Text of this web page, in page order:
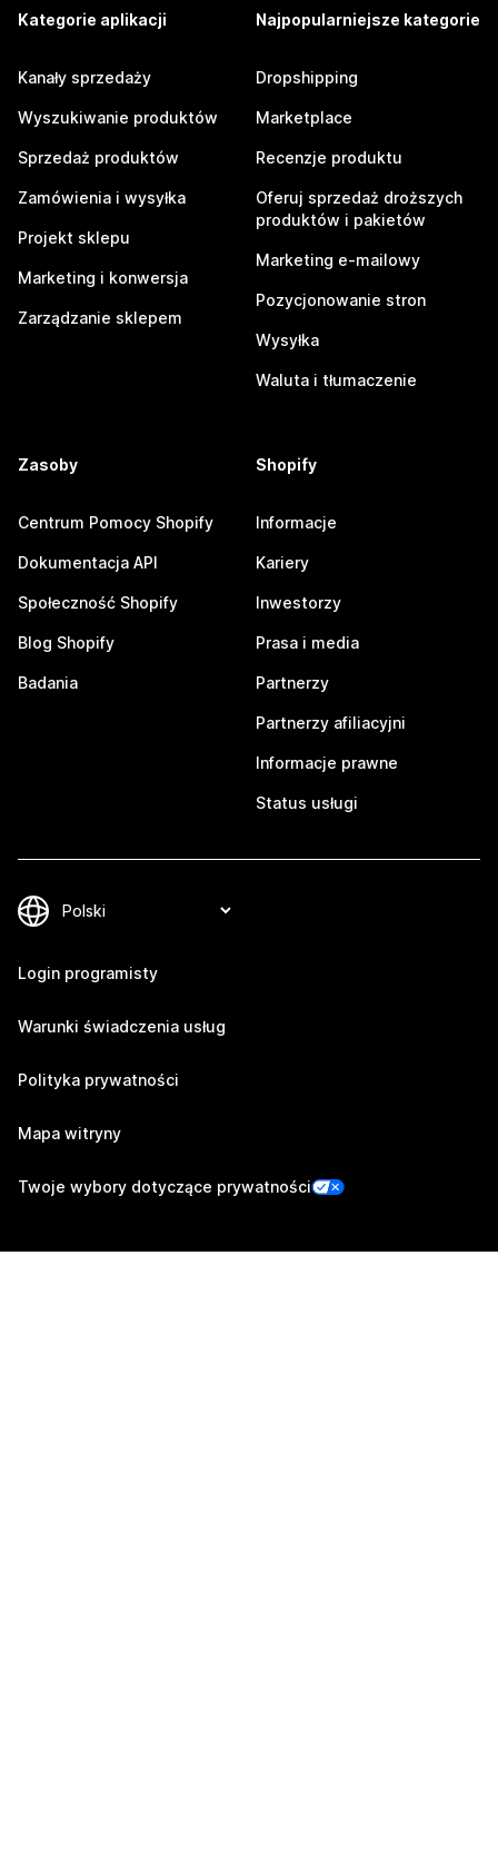
Kategorie aplikacji
Kanały sprzedaży
Wyszukiwanie produktów
Sprzedaż produktów
Zamówienia i wysyłka
Projekt sklepu
Marketing i konwersja
Zarządzanie sklepem
Najpopularniejsze kategorie
Dropshipping
Marketplace
Recenzje produktu
Oferuj sprzedaż droższych
produktów i pakietów
Marketing e-mailowy
Pozycjonowanie stron
Wysyłka
Waluta i tłumaczenie
Zasoby
Centrum Pomocy Shopify
Dokumentacja API
Społeczność Shopify
Blog Shopify
Badania
Shopify
Informacje
Kariery
Inwestorzy
Prasa i media
Partnerzy
Partnerzy afiliacyjni
Informacje prawne
Status usługi
Login programisty
Warunki świadczenia usług
Polityka prywatności
Mapa witryny
Twoje wybory dotyczące prywatności